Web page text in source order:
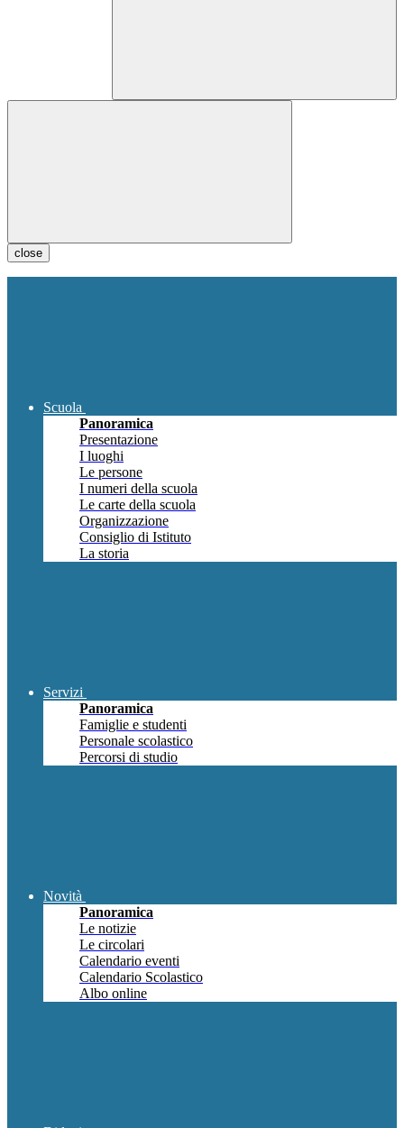
close
Scuola
Panoramica
Presentazione
I luoghi
Le persone
I numeri della scuola
Le carte della scuola
Organizzazione
Consiglio di Istituto
La storia
Servizi
Panoramica
Famiglie e studenti
Personale scolastico
Percorsi di studio
Novità
Panoramica
Le notizie
Le circolari
Calendario eventi
Calendario Scolastico
Albo online